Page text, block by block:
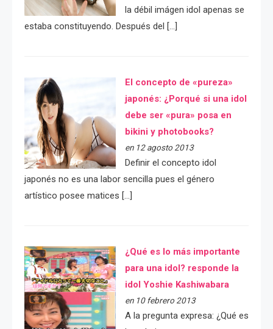
la débil imágen idol apenas se
estaba constituyendo. Después del […]
El concepto de «pureza»
japonés: ¿Porqué si una idol
debe ser «pura» posa en
bikini y photobooks?
en 12 agosto 2013
Definir el concepto idol
japonés no es una labor sencilla pues el género
artístico posee matices […]
¿Qué es lo más importante
para una idol? responde la
idol Yoshie Kashiwabara
en 10 febrero 2013
A la pregunta expresa: ¿Qué es